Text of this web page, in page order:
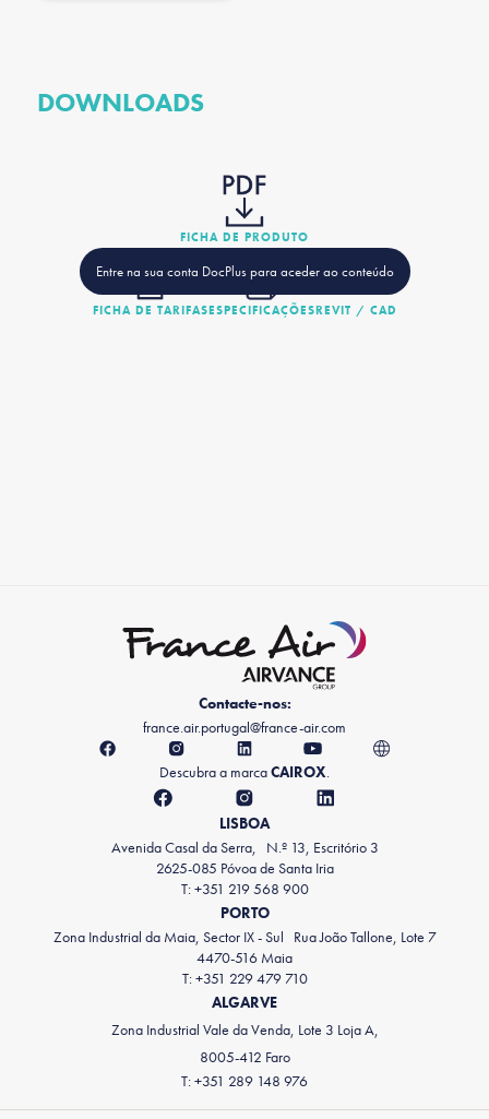
DOWNLOADS
FICHA DE PRODUTO
Entre na sua conta DocPlus para aceder ao conteúdo
FICHA DE TARIFASESPECIFICAÇÕESREVIT / CAD
Contacte-nos:
france.air.portugal@france-air.com
Descubra a marcaCAIROX.
LISBOA
Avenida Casal da Serra, N.º 13, Escritório 3
2625-085 Póvoa de Santa Iria
T: +351 219 568 900
PORTO
Zona Industrial da Maia, Sector IX - Sul Rua João Tallone, Lote 7
4470-516 Maia
T: +351 229 479 710
ALGARVE
Zona Industrial Vale da Venda, Lote 3 Loja A,
8005-412 Faro
T: +351 289 148 976